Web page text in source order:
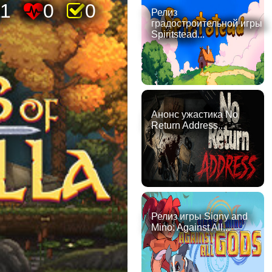
0 0
Релиз
градостроительной игры
Spiritstead...
Анонс ужастика No
Return Address...
Релиз игры Signy and
Mino: Against All...